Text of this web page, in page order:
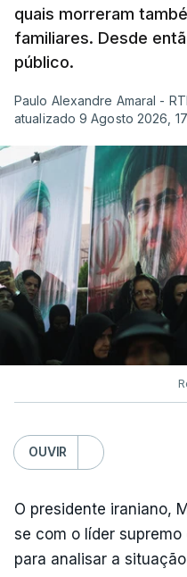
quais morreram
familiares. Desde
público.
Paulo Alexandre Amaral -
atualizado 9 Agosto 2026,
OUVIR
O presidente iraniano,
se com o líder
para analisar a